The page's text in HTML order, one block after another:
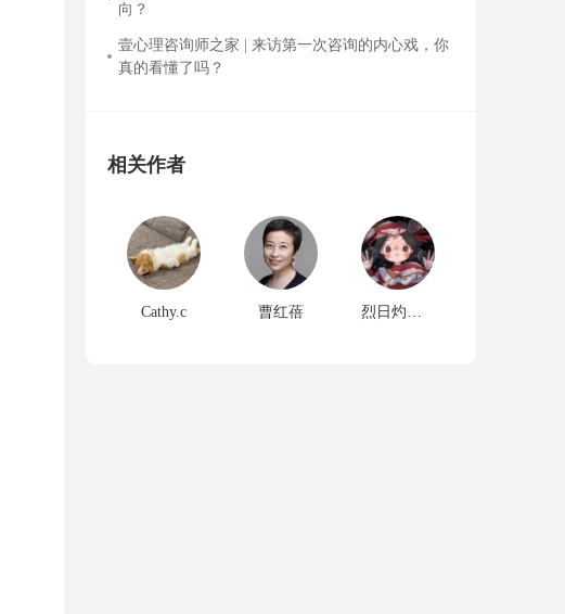
向？
壹心理咨询师之家 | 来访第一次咨询的内心戏，你
真的看懂了吗？
相关作者
Cathy.c 曹红蓓 烈日灼心。